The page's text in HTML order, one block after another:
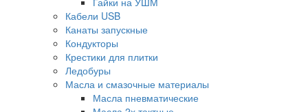
Кабели USB
Канаты запускные
Кондукторы
Крестики для плитки
Ледобуры
Масла и смазочные материалы
Масла пневматические